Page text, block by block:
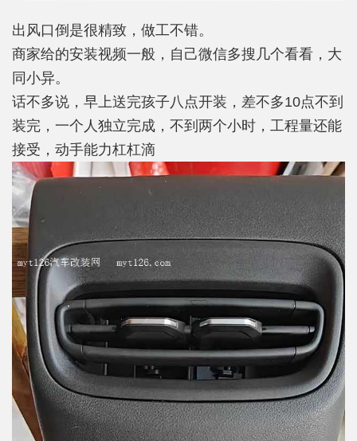
出风口倒是很精致，做工不错。
商家给的安装视频一般，自己微信多搜几个看看，大
同小异。
话不多说，早上送完孩子八点开装，差不多10点不到
装完，一个人独立完成，不到两个小时，工程量还能
接受，动手能力杠杠滴